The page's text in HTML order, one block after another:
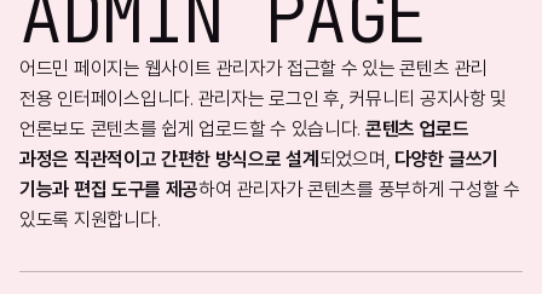
어드민 페이지는 웹사이트 관리자가 접근할 수 있는 콘텐츠 관리
전용 인터페이스입니다. 관리자는 로그인 후, 커뮤니티 공지사항 및
언론보도 콘텐츠를 쉽게 업로드할 수 있습니다. 콘텐츠 업로드
과정은 직관적이고 간편한 방식으로 설계 되었으며, 다양한 글쓰기
기능과 편집 도구를 제공하여 관리자가 콘텐츠를 풍부하게 구성할 수
있도록 지원합니다.